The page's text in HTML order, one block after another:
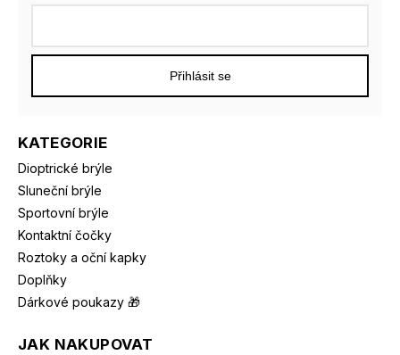
KATEGORIE
Dioptrické brýle
Sluneční brýle
Sportovní brýle
Kontaktní čočky
Roztoky a oční kapky
Doplňky
Dárkové poukazy 🎁
JAK NAKUPOVAT
Přihlásit se